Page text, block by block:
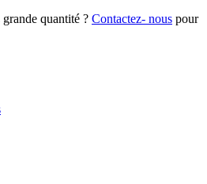
quantité ? Contactez- nous pour